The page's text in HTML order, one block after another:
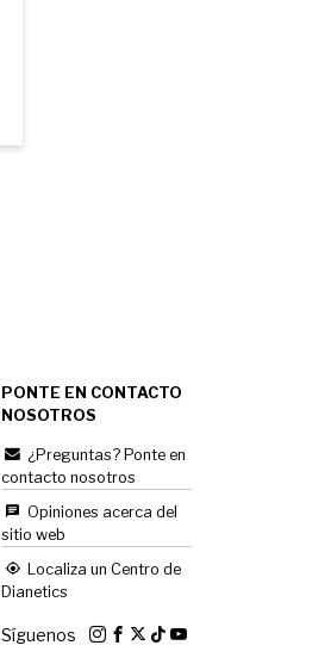
PONTE EN CONTACTO
NOSOTROS
¿Preguntas? Ponte en
contacto nosotros
Opiniones acerca del
sitio web
Localiza un Centro de
Dianetics
Síguenos